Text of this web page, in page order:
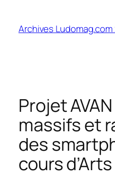
contenu
Archives Ludomag.com
Projet
massifs et
des
cours